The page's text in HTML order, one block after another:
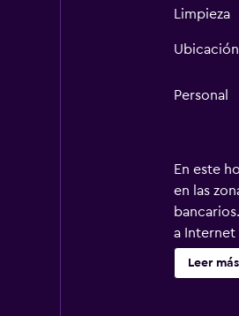
Limpieza
Ubicación
Personal
En este
en las
a Internet
Leer más